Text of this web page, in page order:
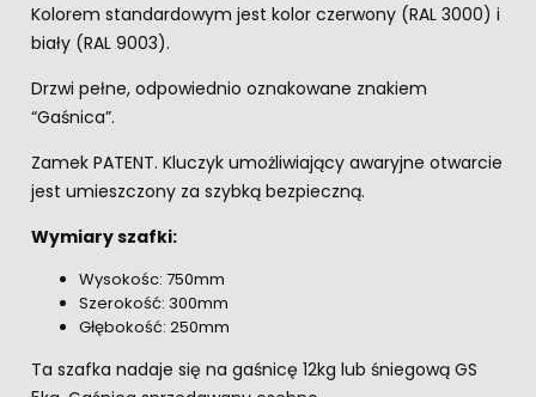
Kolorem standardowym jest kolor czerwony (RAL 3000) i
biały (RAL 9003).
Drzwi pełne, odpowiednio oznakowane znakiem
“Gaśnica”.
Zamek PATENT. Kluczyk umożliwiający awaryjne otwarcie
jest umieszczony za szybką bezpieczną.
Wymiary szafki:
Wysokośc: 750mm
Szerokość: 300mm
Głębokość: 250mm
Ta szafka nadaje się na gaśnicę 12kg lub śniegową GS